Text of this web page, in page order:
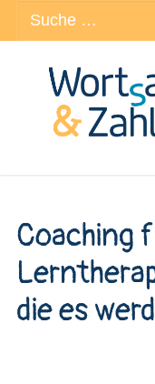
Zum
Inhalt
springen
nach:
Coaching
die es